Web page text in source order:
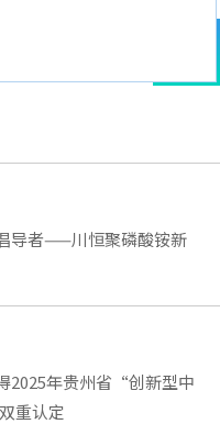
导者——川恒聚磷酸铵新
2025年贵州省“创新型中
重认定